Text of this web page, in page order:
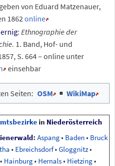
von Eduard Matzenauer,
1862online
:Ethnographie der
1. Band, Hof- und
S. 664 – online unter
einsehbar
Seiten: OSM |WikiMap
in Niederösterreich
: Aspang• Baden • Bruck
• Ebreichsdorf• Gloggnitz•
• Hainburg• Hernals• Hietzing•